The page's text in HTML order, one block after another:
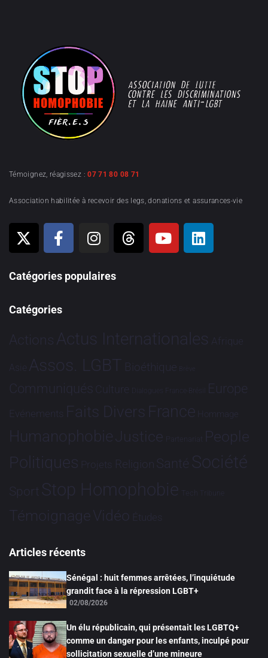
Témoignez, réagissez :07 71 80 08 71
Association habilitée à recevoir des legs, donations et assurances-vie
Catégories populaires
Catégories
Actions Actus Internationales Afrique
Asie Assos. LGBT Bioéthique Brève
Communiqués Culture Dialogues France-Brésil Europe
Evénements Faits Divers France Hommage
HumanophobieJustice Partenariat People
Politiques Projets Religion Santé Société
Sport Stop Homophobie Tech Tribune
TémoignageVidéo Études
Articles récents
Sénégal : huit femmes arrêtées, l’inquiétude
grandit face à la répression LGBT+
02/08/2026
Un élu républicain, qui présentait les LGBTQ+
comme un danger pour les enfants, inculpé pour
sollicitation sexuelle d’une mineure